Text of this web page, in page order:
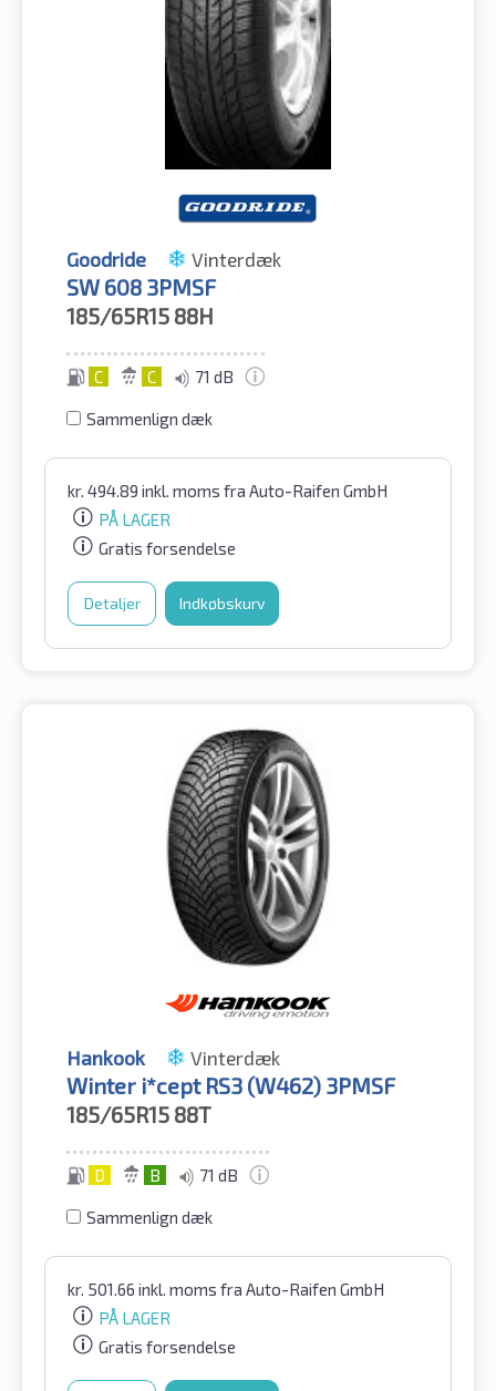
Goodride Vinterdæk
SW 608 3PMSF
185/65R15 88H
C C 71 dB
Sammenlign dæk
kr. 494.89 inkl. moms fra Auto-Raifen GmbH
PÅ LAGER
Gratis forsendelse
Detaljer Indkøbskurv
Hankook Vinterdæk
Winter i*cept RS3 (W462) 3PMSF
185/65R15 88T
D B 71 dB
Sammenlign dæk
kr. 501.66 inkl. moms fra Auto-Raifen GmbH
PÅ LAGER
Gratis forsendelse